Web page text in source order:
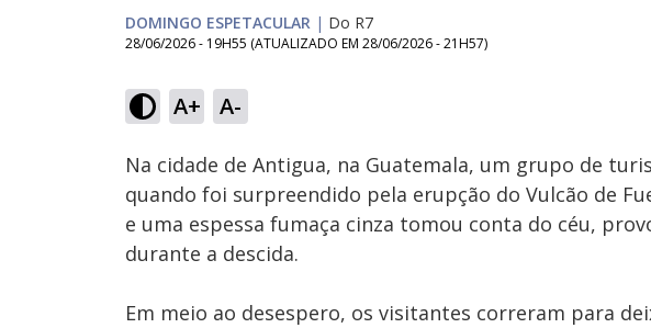
DOMINGO ESPETACULAR | Do R7
28/06/2026 - 19H55 (ATUALIZADO EM 28/06/2026 - 21H57)
A+ A-
Ativar
Som
Na cidade de Antigua, na Guatemala, um grupo de
quando foi surpreendido pela erupção do Vulcão de
e uma espessa fumaça cinza tomou conta do céu,
durante a descida.
Em meio ao desespero, os visitantes correram para